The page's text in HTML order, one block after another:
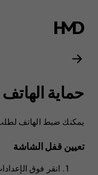
دليل
مستخدم
هاتف
Nokia
2.1
حماية
يمكنك ضبط الهاتف
تعيين قفل الشاشة
انقر فوق